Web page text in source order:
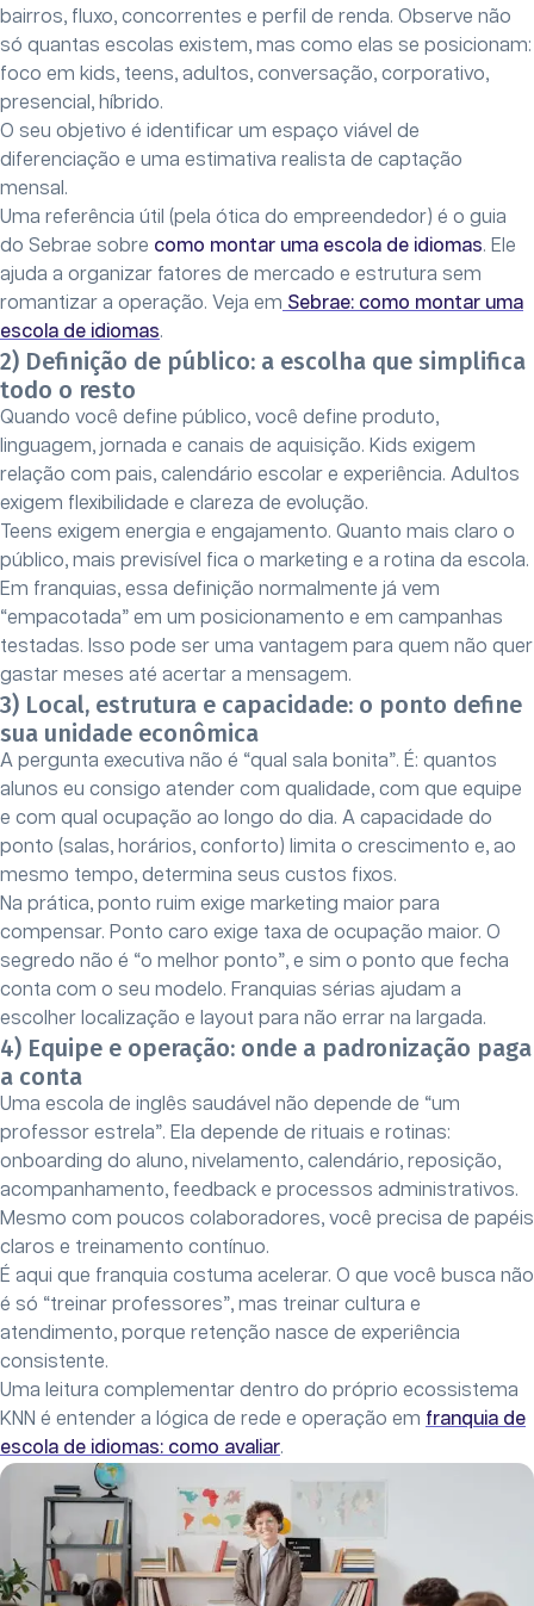
bairros, fluxo, concorrentes e perfil de renda. Observe não
só quantas escolas existem, mas como elas se posicionam:
foco em kids, teens, adultos, conversação, corporativo,
presencial, híbrido.
O seu objetivo é identificar um espaço viável de
diferenciação e uma estimativa realista de captação
mensal.
Uma referência útil (pela ótica do empreendedor) é o guia
do Sebrae sobre como montar uma escola de idiomas. Ele
ajuda a organizar fatores de mercado e estrutura sem
romantizar a operação. Veja em Sebrae: como montar uma
escola de idiomas.
2) Definição de público: a escolha que simplifica
todo o resto
Quando você define público, você define produto,
linguagem, jornada e canais de aquisição. Kids exigem
relação com pais, calendário escolar e experiência. Adultos
exigem flexibilidade e clareza de evolução.
Teens exigem energia e engajamento. Quanto mais claro o
público, mais previsível fica o marketing e a rotina da escola.
Em franquias, essa definição normalmente já vem
“empacotada” em um posicionamento e em campanhas
testadas. Isso pode ser uma vantagem para quem não quer
gastar meses até acertar a mensagem.
3) Local, estrutura e capacidade: o ponto define
sua unidade econômica
A pergunta executiva não é “qual sala bonita”. É: quantos
alunos eu consigo atender com qualidade, com que equipe
e com qual ocupação ao longo do dia. A capacidade do
ponto (salas, horários, conforto) limita o crescimento e, ao
mesmo tempo, determina seus custos fixos.
Na prática, ponto ruim exige marketing maior para
compensar. Ponto caro exige taxa de ocupação maior. O
segredo não é “o melhor ponto”, e sim o ponto que fecha
conta com o seu modelo. Franquias sérias ajudam a
escolher localização e layout para não errar na largada.
4) Equipe e operação: onde a padronização paga
a conta
Uma escola de inglês saudável não depende de “um
professor estrela”. Ela depende de rituais e rotinas:
onboarding do aluno, nivelamento, calendário, reposição,
acompanhamento, feedback e processos administrativos.
Mesmo com poucos colaboradores, você precisa de papéis
claros e treinamento contínuo.
É aqui que franquia costuma acelerar. O que você busca não
é só “treinar professores”, mas treinar cultura e
atendimento, porque retenção nasce de experiência
consistente.
Uma leitura complementar dentro do próprio ecossistema
KNN é entender a lógica de rede e operação em franquia de
escola de idiomas: como avaliar.